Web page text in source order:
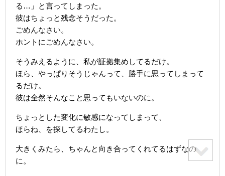
る…」と言ってしまった。
彼はちょっと残念そうだった。
ごめんなさい。
ホントにごめんなさい。
そうみえるように、私が証拠集めしてるだけ。
ほら、やっぱりそうじゃんって、勝手に思ってしまって
るだけ。
彼は全然そんなこと思ってもいないのに。
ちょっとした変化に敏感になってしまって、
ほらね、を探してるわたし。
大きくみたら、ちゃんと向き合ってくれてるはずなの
に。